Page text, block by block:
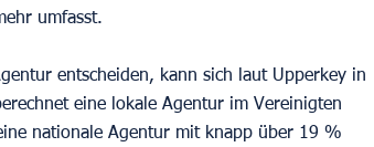
umfasst.
entscheiden, kann sich laut Upperkey in
eine lokale Agentur im Vereinigten
nationale Agentur mit knapp über 19 %